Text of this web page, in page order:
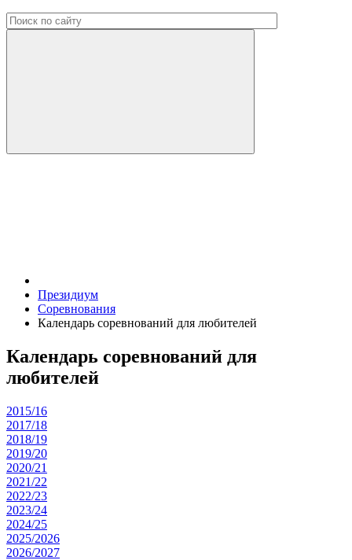
Президиум
Соревнования
Календарь соревнований для любителей
Календарь соревнований для
любителей
2015/16
2017/18
2018/19
2019/20
2020/21
2021/22
2022/23
2023/24
2024/25
2025/2026
2026/2027